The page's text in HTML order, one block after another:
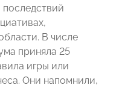
В числе
приняла 25
игры или
Они напомнили,